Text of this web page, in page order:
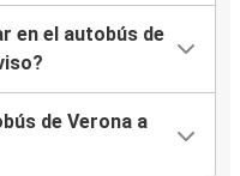
en el autobús de
de Verona a